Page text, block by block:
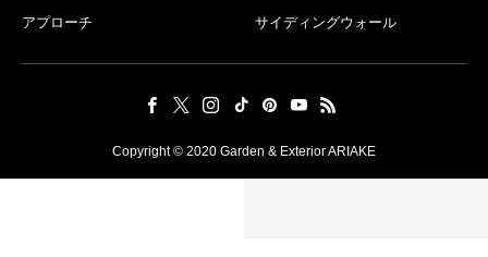
アプローチ
サイディングウォール
Copyright © 2020 Garden & Exterior ARIAKE